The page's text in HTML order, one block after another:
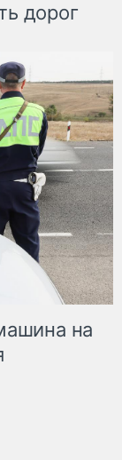
дорог
на